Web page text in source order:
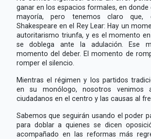
ganar en los espacios formales, en donde
mayoría, pero tenemos claro que,
Shakespeare en el Rey Lear: Hay un
autoritarismo triunfa, y es el momento
se doblega ante la adulación. Ese
momento del deber. El momento de
romper el silencio.
Mientras el régimen y los partidos
en su monólogo, nosotros
ciudadanos en el centro y las causas al
Sabemos que seguirán usando el poder
para doblar a quienes se dicen
acompañado en las reformas más